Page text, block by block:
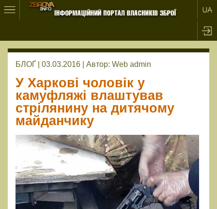
БЛОҐ | 03.03.2016 | Автор: Web admin
У Харкові чоловік у
камуфляжі влаштував
стрілянину на дитячому
майданчику